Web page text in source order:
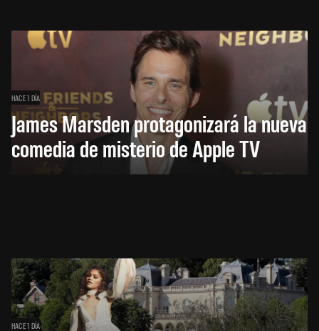
HACE 1 DÍA
James Marsden protagonizará la nueva
comedia de misterio de Apple TV
HACE 1 DÍA